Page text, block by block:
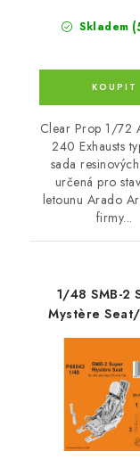
Skladem
Clear Prop 1/72
240 Exhausts
sada
určená pro
letounu Arado
firmy...
1/48 SMB-2
Mystère
and Azur/